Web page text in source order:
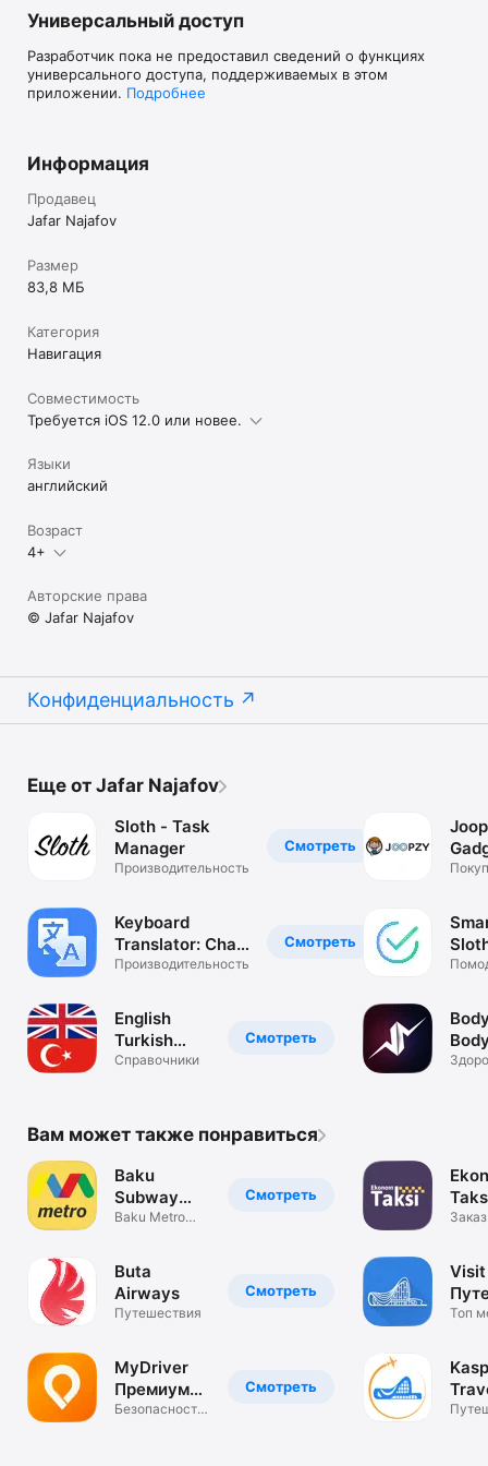
Кроме того, функция карты поможет вам найти ближайшие
нужные Вам места вокруг Вас.
Приложение интегрировано с Facebook и Twitter в
социальных сетях, что предоставляет
пользователям все больше и больше возможности.
будь это фирма или организация в сфере услуг или просто
Универсальный доступ
Разработчик пока не предоставил сведений о функциях
универсального доступа, поддерживаемых в этом
приложении. Подробнее
Информация
Продавец
Jafar Najafov
Размер
83,8 МБ
Категория
Навигация
Совместимость
Требуется iOS 12.0 или новее.
Языки
английский
Возраст
4+
Авторские права
© Jafar Najafov
Конфиденциальность
Еще от Jafar Najafov
Смотреть
Sloth - Task
Manager
Производительность
Смотреть
Keyboard
Translator: Chat
Tool
Производительность
Смотреть
English
Turkish
Dictionary!
Справочники
и
Вам может также понравиться
Смотреть
Baku
Subway
Map
Baku Metro
Смотреть
Buta
Airways
Путешествия
Смотреть
MyDriver
Премиум
такси в
Безопасность
Visit
Топ